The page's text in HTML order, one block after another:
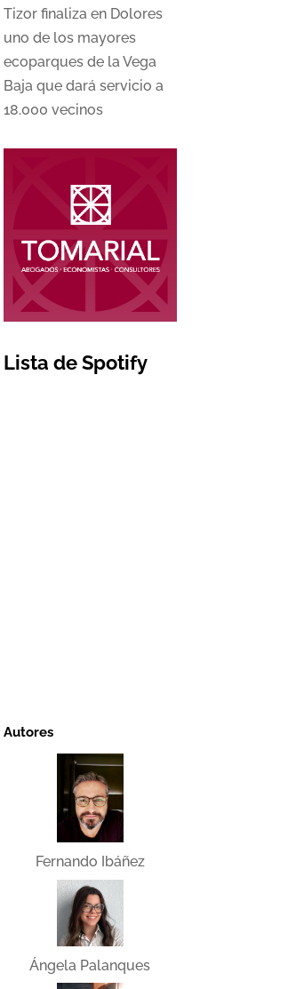
Tizor finaliza en Dolores
uno de los mayores
ecoparques de la Vega
Baja que dará servicio a
18.000 vecinos
Lista de Spotify
Autores
Fernando Ibáñez
Ángela Palanques